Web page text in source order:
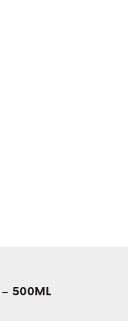
– 500ML